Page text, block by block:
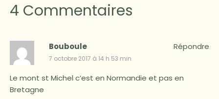
4 Commentaires
Bouboule
7 octobre 2017 à 14 h 53 min
Le mont st Michel c’est en Normandie et pas en
Bretagne
Répondre